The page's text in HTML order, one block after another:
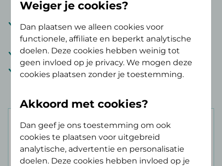
kalenderjaar
Anticonceptie
: volledige vergoeding vanaf 21
jaar
Wereldwijde dekking voorspoedeisende zorg
Tandartskosten
na een ongeval
: € 10.000,- per
Weiger je cookies?
Dan plaatsen we alleen cookies voor
functionele, affiliate en beperkt analytische
doelen. Deze cookies hebben weinig tot
geen invloed op je privacy. We mogen deze
cookies plaatsen zonder je toestemming.
Akkoord met cookies?
Dan geef je ons toestemming om ook
cookies te plaatsen voor uitgebreid
analytische, advertentie en personalisatie
doelen. Deze cookies hebben invloed op je